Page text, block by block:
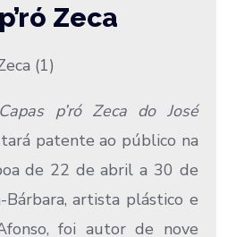
Zeca
p’ró Zeca do José
patente ao público na
de 22 de abril a 30 de
Bárbara, artista plástico e
foi autor de nove